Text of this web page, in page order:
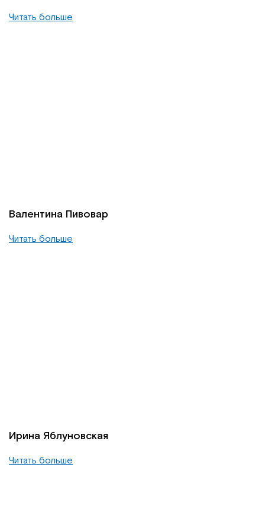
Читать больше
Валентина Пивовар
Читать больше
Ирина Яблуновская
Читать больше